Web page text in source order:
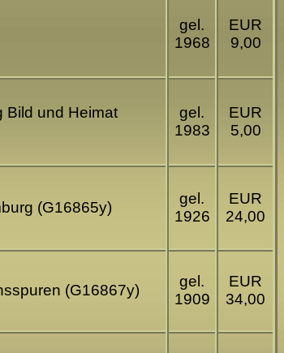
gel.
1968
EUR
9,00
Bild und Heimat
gel.
1983
EUR
5,00
(G16865y)
gel.
1926
EUR
24,00
(G16867y)
gel.
1909
EUR
34,00